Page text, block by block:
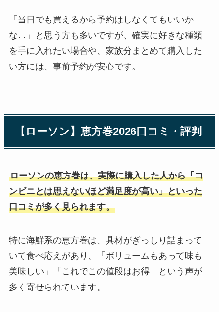
「当日でも買えるから予約はしなくてもいいか
な…」と思う方も多いですが、確実に好きな種類
を手に入れたい場合や、家族分まとめて購入した
い方には、事前予約が安心です。
【ローソン】恵方巻2026口コミ・評判
ローソンの恵方巻は、実際に購入した人から「コ
ンビニとは思えないほど満足度が高い」といった
口コミが多く見られます。
特に海鮮系の恵方巻は、具材がぎっしり詰まって
いて食べ応えがあり、「ボリュームもあって味も
美味しい」「これでこの値段はお得」という声が
多く寄せられています。